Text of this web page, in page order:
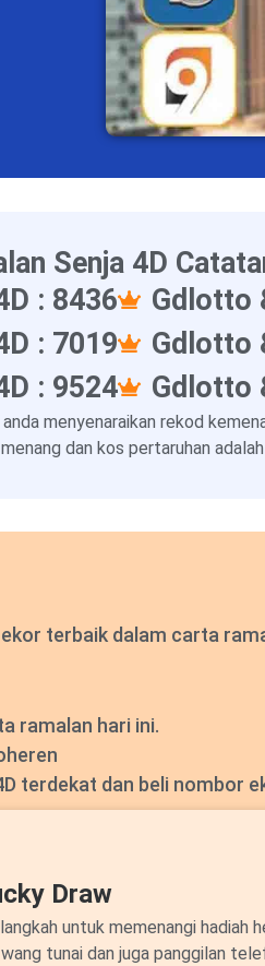
Senja 4D
: 8436
Gdlotto
: 7019
Gdlotto
: 9524
Gdlotto
menyenaraikan rekod
dan kos pertaruhan
terbaik dalam carta
ramalan hari ini.
terdekat dan beli nombor
Draw
untuk memenangi hadiah
tunai dan juga panggilan